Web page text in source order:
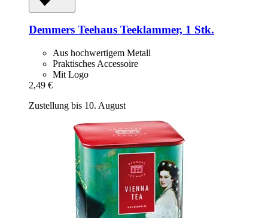
Demmers Teehaus Teeklammer, 1 Stk.
Aus hochwertigem Metall
Praktisches Accessoire
Mit Logo
2,49 €
Zustellung bis 10. August